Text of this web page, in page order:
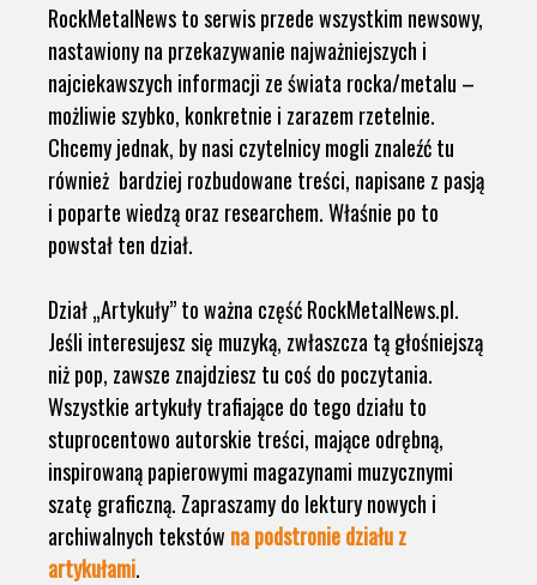
RockMetalNews to serwis przede wszystkim newsowy,
nastawiony na przekazywanie najważniejszych i
najciekawszych informacji ze świata rocka/metalu –
możliwie szybko, konkretnie i zarazem rzetelnie.
Chcemy jednak, by nasi czytelnicy mogli znaleźć tu
również bardziej rozbudowane treści, napisane z pasją
i poparte wiedzą oraz researchem. Właśnie po to
powstał ten dział.
Dział „Artykuły” to ważna część RockMetalNews.pl.
Jeśli interesujesz się muzyką, zwłaszcza tą głośniejszą
niż pop, zawsze znajdziesz tu coś do poczytania.
Wszystkie artykuły trafiające do tego działu to
stuprocentowo autorskie treści, mające odrębną,
inspirowaną papierowymi magazynami muzycznymi
szatę graficzną. Zapraszamy do lektury nowych i
archiwalnych tekstów na podstronie działu z
artykułami.